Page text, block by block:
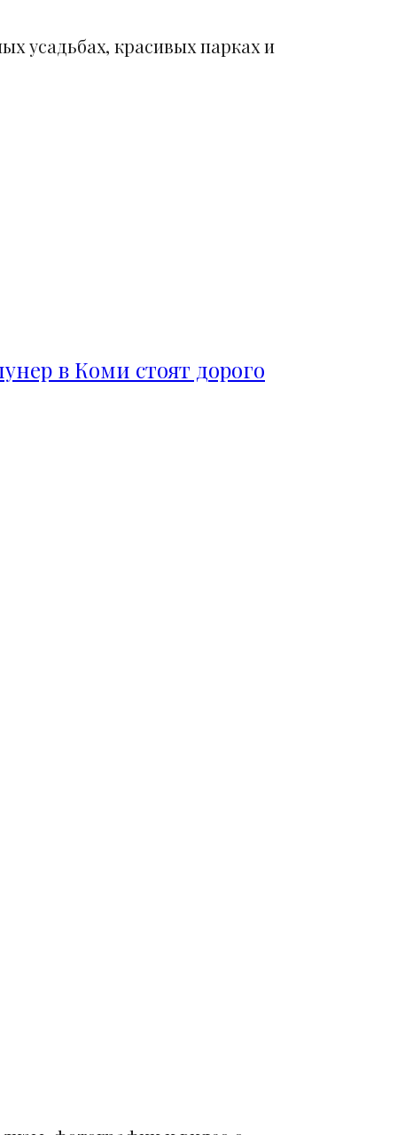
усадьбах, красивых парках и
в Коми стоят дорого